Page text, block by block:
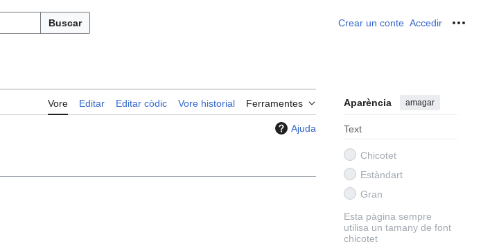
Buscar Crear un conte Accedir
Vore Editar Editar còdic Vore historial Ferramentes Aparència amagar
Text
Chicotet
Estàndart
Gran
Esta pàgina sempre
utilisa un tamany de font
chicotet
Ajuda